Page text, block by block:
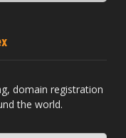
domain registration
the world.